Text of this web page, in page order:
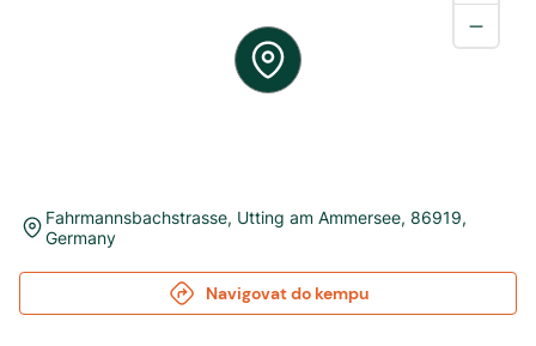
Fahrmannsbachstrasse, Utting am Ammersee,86919,
Germany
Navigovat do kempu